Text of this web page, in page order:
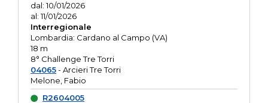
dal: 10/01/2026
al: 11/01/2026
Interregionale
Lombardia: Cardano al Campo (VA)
18 m
8° Challenge Tre Torri
04065- Arcieri Tre Torri
Melone, Fabio
R2604005